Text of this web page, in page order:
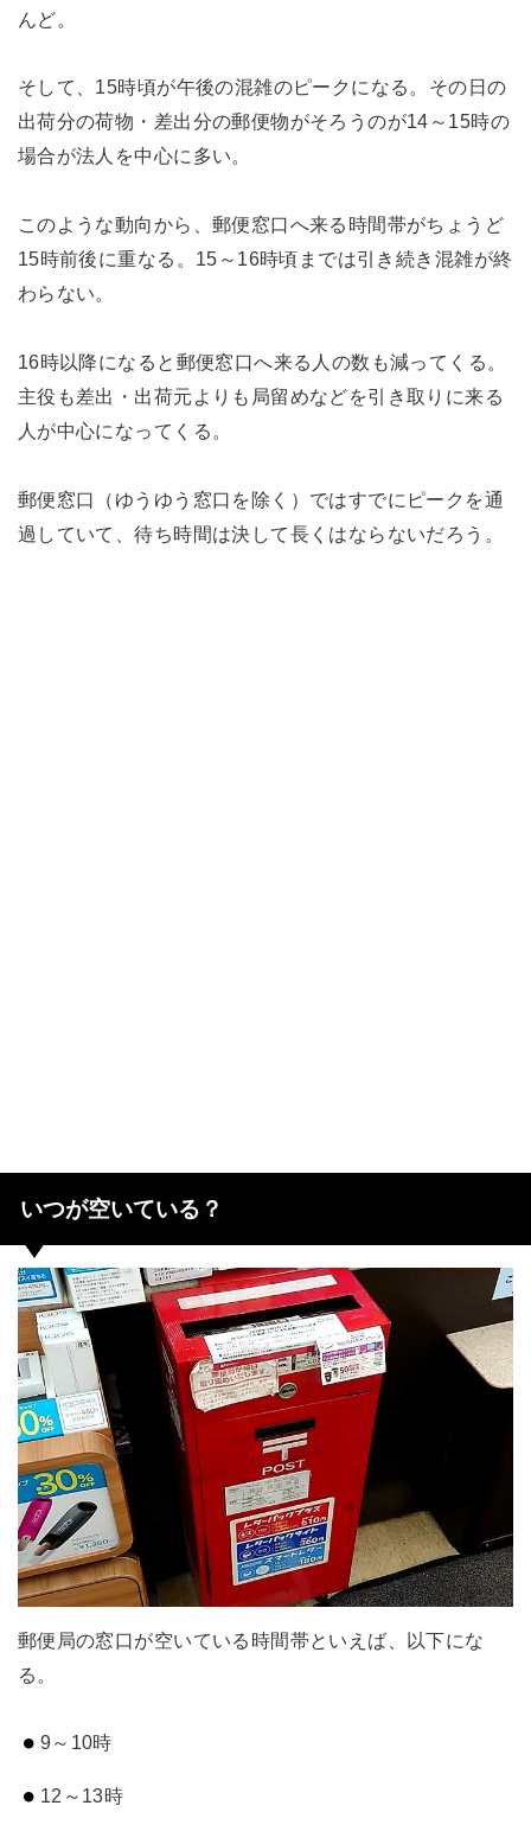
んど。
そして、15時頃が午後の混雑のピークになる。その日の
出荷分の荷物・差出分の郵便物がそろうのが14～15時の
場合が法人を中心に多い。
このような動向から、郵便窓口へ来る時間帯がちょうど
15時前後に重なる。15～16時頃までは引き続き混雑が終
わらない。
16時以降になると郵便窓口へ来る人の数も減ってくる。
主役も差出・出荷元よりも局留めなどを引き取りに来る
人が中心になってくる。
郵便窓口（ゆうゆう窓口を除く）ではすでにピークを通
過していて、待ち時間は決して長くはならないだろう。
いつが空いている？
郵便局の窓口が空いている時間帯といえば、以下にな
る。
9～10時
12～13時